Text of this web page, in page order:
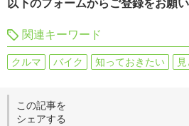
以下のフォームからご登録をお願い
関連キーワード
クルマ バイク 知っておきたい
この記事を
シェアする